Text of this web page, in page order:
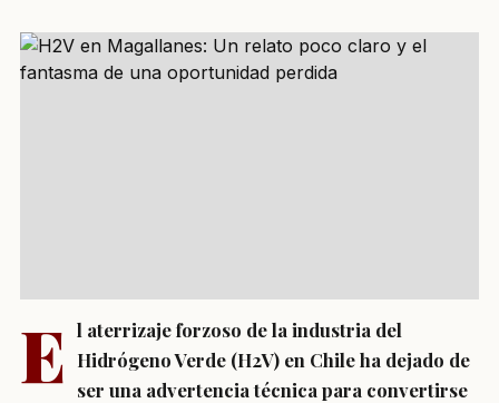
E l aterrizaje forzoso de la industria del
Hidrógeno Verde (H2V) en Chile ha dejado de
ser una advertencia técnica para convertirse